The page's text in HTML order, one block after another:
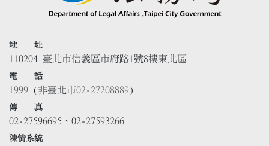
地 址
110204 臺北市信義區市府路1號8樓東北區
電 話
1999 (非臺北市02-27208889)
傳 真
02-27596695、02-27593266
陳情系統